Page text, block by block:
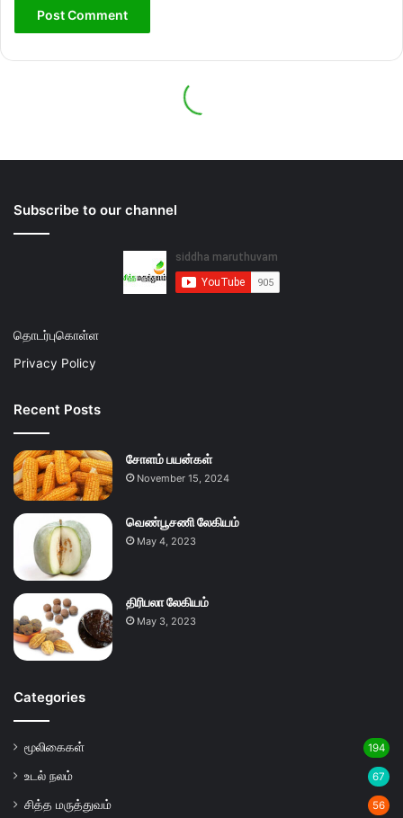
Subscribe to our channel
தொடர்புகொள்ள
Privacy Policy
Recent Posts
சோளம் பயன்கள்
November 15, 2024
வெண்பூசணி லேகியம்
May 4, 2023
திரிபலா லேகியம்
May 3, 2023
Categories
மூலிகைகள் 194
உடல் நலம் 67
சித்த மருத்துவம் 56